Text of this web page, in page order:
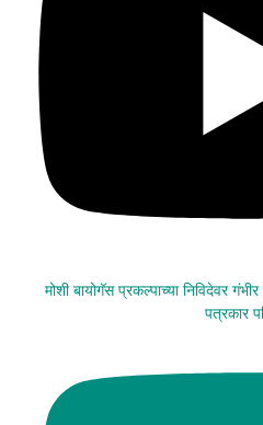
मोशी बायोगॅस प्रकल्पाच्या निविदेवर
पत्रकार